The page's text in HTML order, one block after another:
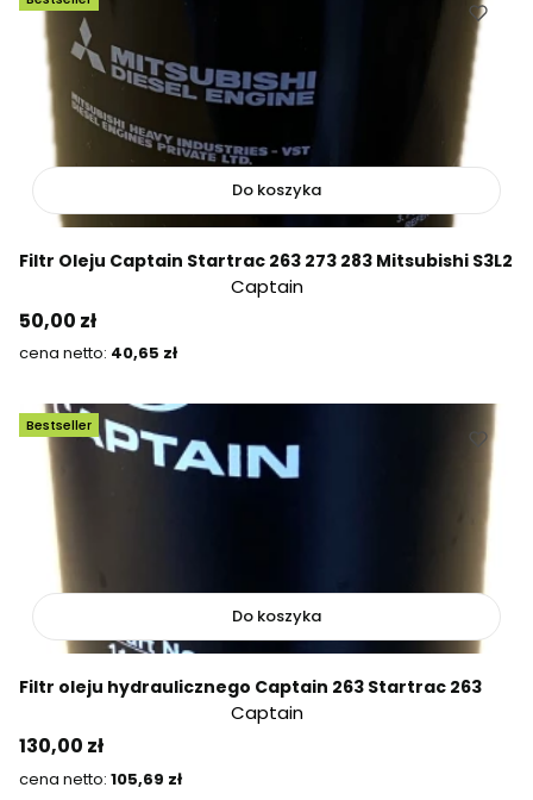
Do koszyka
Filtr Oleju Captain Startrac 263 273 283 Mitsubishi S3L2
Captain
Cena
50,00 zł
Cena
40,65 zł
Bestseller
Do koszyka
Filtr oleju hydraulicznego Captain 263 Startrac 263
Captain
Cena
130,00 zł
Cena
105,69 zł